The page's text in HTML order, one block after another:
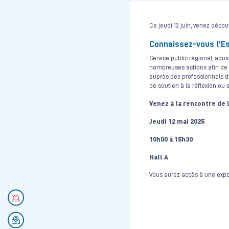
Ce jeudi 12 juin, venez
Connaissez-vous
Service public régional,
nombreuses actions afin
auprès des professionnels
de soutien à la réflexion ou
Venez à la rencontre
Jeudi 12 mai 2025
10h00 à 15h30
Hall A
Vous aurez accès à une